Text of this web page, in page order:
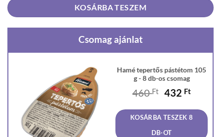
KOSÁRBA TESZEM
Csomag ajánlat
Hamé tepertős pástétom 105
g - 8 db-os csomag
460Ft
Original
was:
460 Ft.
432 Ft
is:
432
KOSÁRBA TESZEK 8
DB-OT